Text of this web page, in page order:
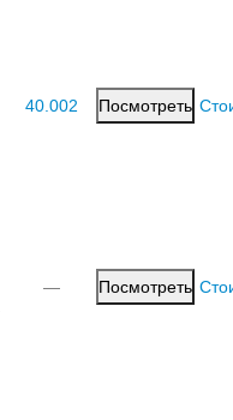
40.002 Посмотреть
— Посмотреть